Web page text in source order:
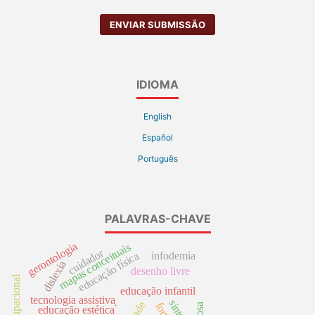
ENVIAR SUBMISSÃO
IDIOMA
English
Español
Português
PALAVRAS-CHAVE
desenho livre
educação infantil
educação estética
tecnologia assistiva
dislexia
.
mapas conceituais
educação física
cuidador
gerontologia infodemia